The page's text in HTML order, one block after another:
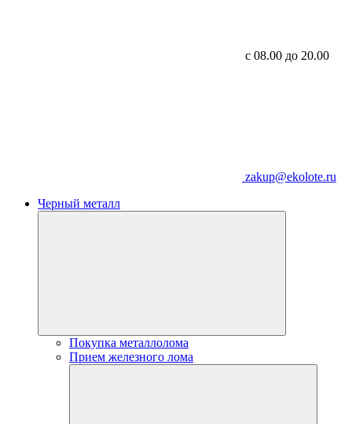
с 08.00 до 20.00
zakup@ekolote.ru
Черный металл
Покупка металлолома
Прием железного лома